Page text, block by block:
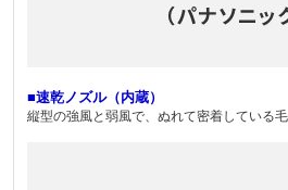
■速乾ノズル（内蔵）
縦型の強風と弱風で、ぬれて密着している